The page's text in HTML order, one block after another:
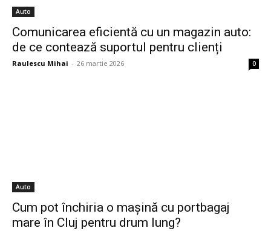
Auto
Comunicarea eficientă cu un magazin auto:
de ce contează suportul pentru clienți
Raulescu Mihai - 26 martie 2026 0
Auto
Cum pot închiria o mașină cu portbagaj
mare în Cluj pentru drum lung?